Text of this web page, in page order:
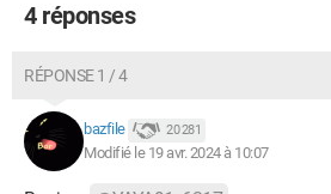
4 réponses
RÉPONSE 1 / 4
bazfile 20 281
Modifié le 19 avr. 2024 à 10:07